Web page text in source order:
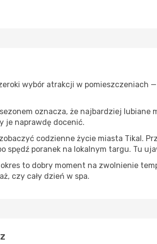
wybór atrakcji w pomieszczeniach
oznacza, że najbardziej lubiane
je naprawdę docenić.
codzienne życie miasta Tikal.
spędź poranek na lokalnym targu. Tu
to dobry moment na zwolnienie
czy cały dzień w spa.